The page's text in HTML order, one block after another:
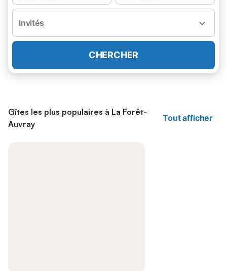
Invités
CHERCHER
Gîtes les plus populaires à La Forêt-
Auvray
Tout afficher